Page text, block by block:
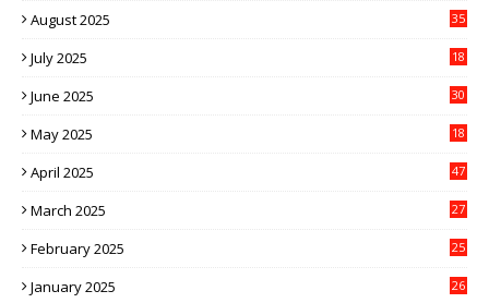
August 2025 35
July 2025 18
June 2025 30
May 2025 18
April 2025 47
March 2025 27
February 2025 25
January 2025 26